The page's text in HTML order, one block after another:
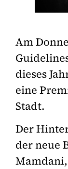
Am
dieses
eine
Stadt.
Der
der neue